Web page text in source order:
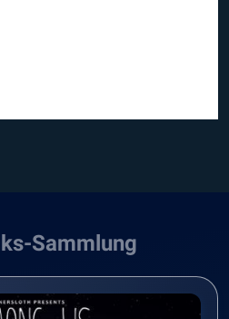
Sammlung